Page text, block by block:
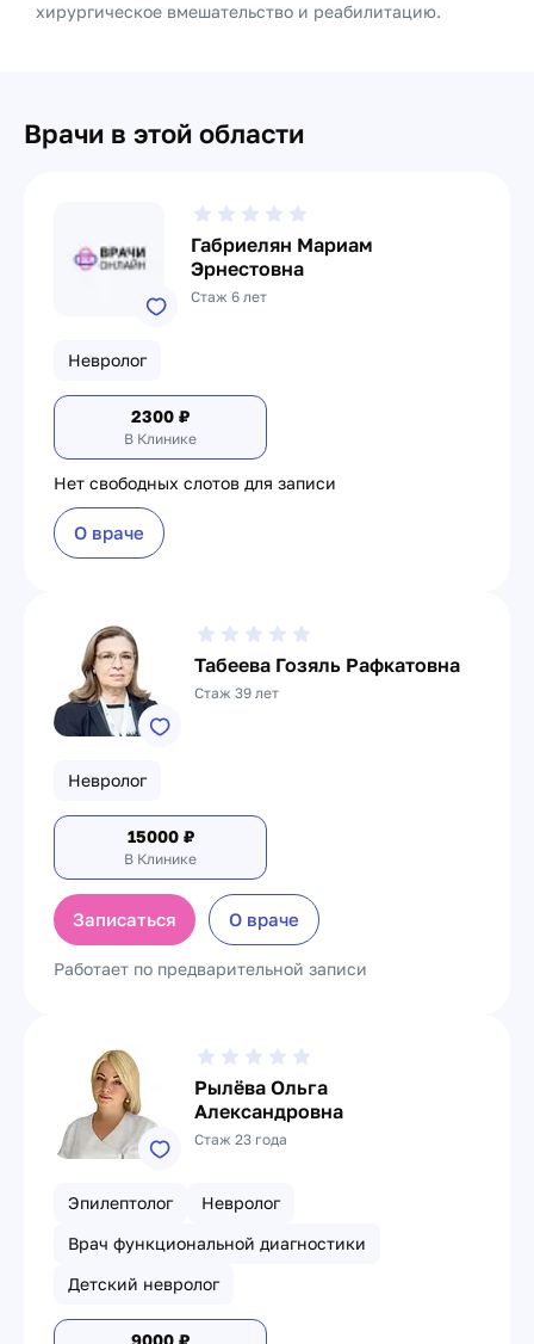
хирургическое вмешательство и реабилитацию.
Врачи в этой области
Габриелян Мариам
Эрнестовна
Стаж 6 лет
Невролог
2300 ₽
В Клинике
Нет свободных слотов для записи
О враче
Табеева Гозяль Рафкатовна
Стаж 39 лет
Невролог
15000₽
В Клинике
Записаться О враче
Работает по предварительной записи
Рылёва Ольга
Александровна
Стаж 23 года
Эпилептолог
Невролог
Врач функциональной диагностики
Детский невролог
9000 ₽